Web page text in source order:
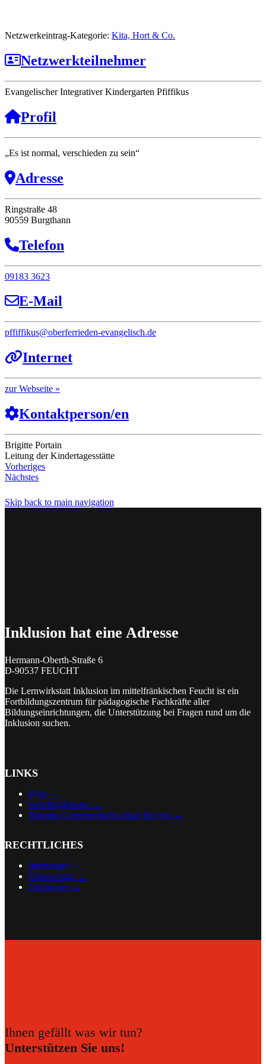
Netzwerkeintrag-Kategorie: Kita, Hort & Co.
Netzwerkteilnehmer
Evangelischer Integrativer Kindergarten Pfiffikus
Profil
„Es ist normal, verschieden zu sein“
Adresse
Ringstraße 48
90559 Burgthann
Telefon
09183 3623
E-Mail
pffiffikus@oberferrieden-evangelisch.de
Internet
Webseite
Kontaktperson/en
Brigitte Portain
Leitung der Kindertagesstätte
Vorheriges
Nächstes
Skip back to main navigation
Inklusion hat eine Adresse
Hermann-Oberth-Straße 6
D-90537 FEUCHT
Die Lernwirkstatt Inklusion im mittelfränkischen Feucht ist ein
Fortbildungszentrum für pädagogische Fachkräfte aller
Bildungseinrichtungen, die Unterstützung bei Fragen rund um die
Inklusion suchen.
LINKS
Blog →
Schulbegleitung →
Bündnis Gemeinschaftsschule Bayern →
RECHTLICHES
Impressum →
Datenschutz →
Disclaimer→
Ihnen gefällt was wir tun?
Unterstützen Sie uns!